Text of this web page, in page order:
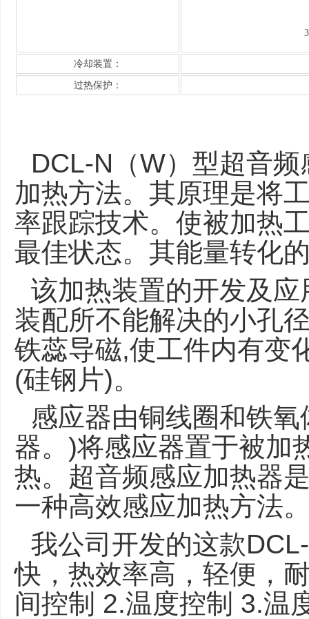
冷却装置：
过热保护：
DCL-N（W）型超音
加热方法。其原理是将
率跟踪技术。使被加热
最佳状态。其能量转化
该加热装置的开发及
装配所不能解决的小孔
铁蕊导磁,使工件内有变
(硅钢片)。
感应器由铜线圈和铁
器。)将感应器置于被加
热。超音频感应加热器
一种高效感应加热方法
我公司开发的这款
快，热效率高，轻便，
间控制 2.温度控制 3.温